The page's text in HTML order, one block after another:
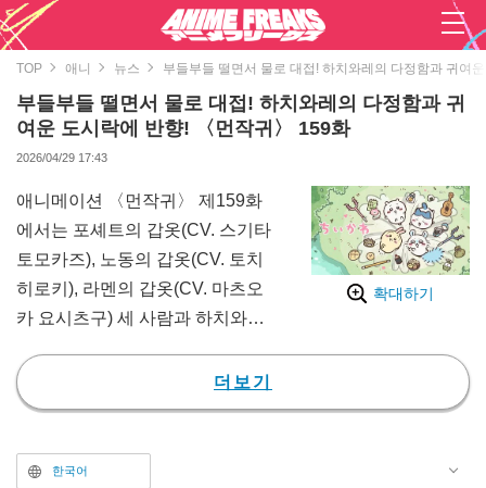
TOP 애니 뉴스 부들부들 떨면서 물로 대접! 하치와레의 다정함과 귀여
부들부들 떨면서 물로 대접! 하치와레의 다정함과 귀
여운 도시락에 반향! 〈먼작귀〉 159화
2026/04/29 17:43
확대하기
애니메이션 〈먼작귀〉 제159화
에서는 포셰트의 갑옷(CV. 스기타
토모카즈), 노동의 갑옷(CV. 토치
히로키), 라멘의 갑옷(CV. 마츠오
카 요시츠구) 세 사람과 하치와레
밥을 먹는 화기애애한 장면이 그려
졌다.
들은 갑작스러운 비를 만나 비를
더보기
한국어